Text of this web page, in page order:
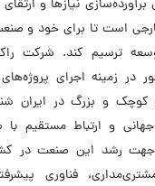
نیازها و
است تا برای خود و
ترسیم کند. شرکت
در زمینه اجرای
کوچک و بزرگ در ایران
و ارتباط مستقیم با
جهت رشد این صنعت در
فناوری